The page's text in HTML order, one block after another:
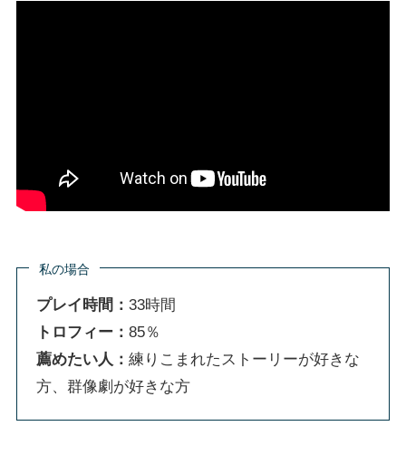
私の場合
プレイ時間：33時間
トロフィー：85％
薦めたい人：練りこまれたストーリーが好きな
方、群像劇が好きな方